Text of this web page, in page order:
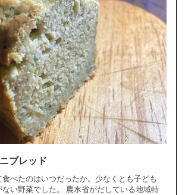
ブレッド
べたのはいつだったか。少なくとも子ども
い野菜でした。 農水省がだしている地域特